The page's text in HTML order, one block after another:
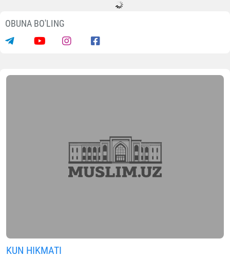
OBUNA BO'LING
KUN HIKMATI